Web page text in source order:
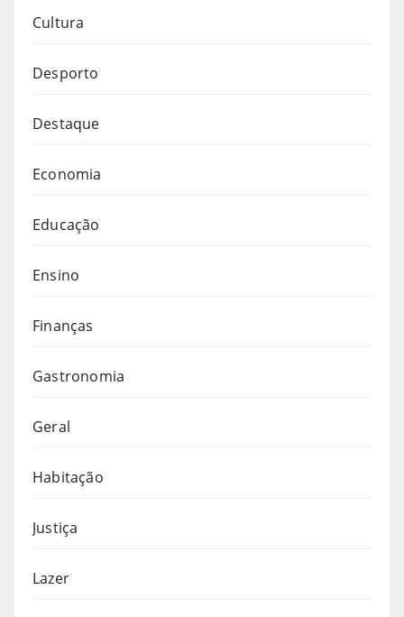
Cultura
Desporto
Destaque
Economia
Educação
Ensino
Finanças
Gastronomia
Geral
Habitação
Justiça
Lazer